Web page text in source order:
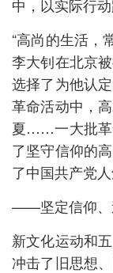
中，以实际行
“高尚的生活，
李大钊在北京
选择了为他认
革命活动中，
夏……一大批革
了坚守信仰的
了中国共产党
——坚定信仰、
新文化运动和
冲击了旧思想